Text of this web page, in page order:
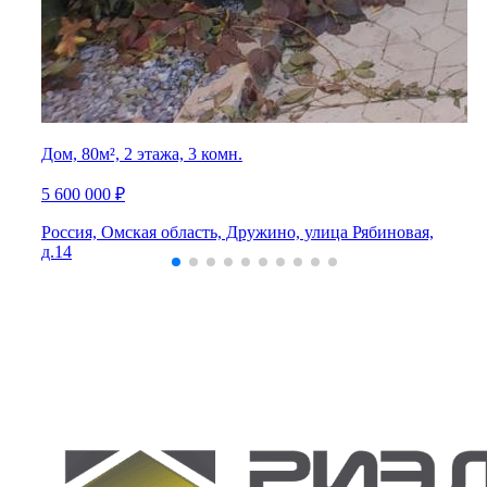
Дом, 80м², 2 этажа, 3 комн.
5 600 000 ₽
Россия, Омская область, Дружино, улица Рябиновая,
д.14